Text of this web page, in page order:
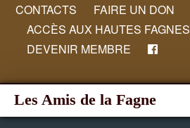
CONTACTS
FAIRE UN DON
ACCÈS AUX HAUTES FAGNES
DEVENIR MEMBRE
Les Amis de la Fagne